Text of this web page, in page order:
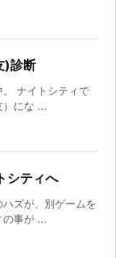
)診断
ナイトシティで
）にな ...
シティへ
ズが、別ゲームを
の事が ...